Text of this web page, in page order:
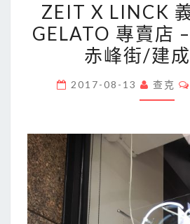
X
LINCK
義
冰
店
ZEIT X LINCK
GELATO 專賣店
赤峰街/建
2017-08-13 查克